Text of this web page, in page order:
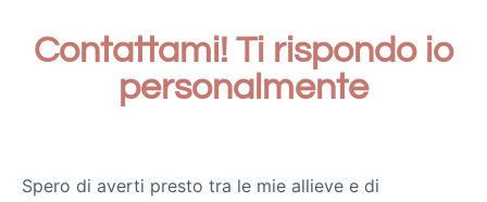
Contattami! Ti rispondo io
personalmente
Spero di averti presto tra le mie allieve e di